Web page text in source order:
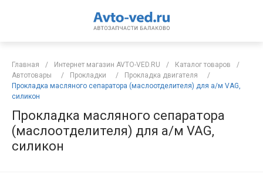
Главная / Интернет магазин AVTO-VED.RU / Каталог товаров
/
Автотовары
/ Прокладки / Прокладка двигателя
/
Прокладка масляного сепаратора (маслоотделителя) для а/м VAG,
силикон
Прокладка масляного сепаратора
(маслоотделителя) для а/м VAG,
силикон